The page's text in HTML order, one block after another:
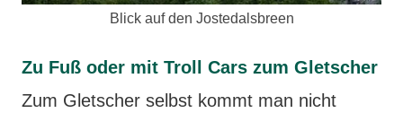
Blick auf den Jostedalsbreen
Zu Fuß oder mit Troll Cars zum Gletscher
Zum Gletscher selbst kommt man nicht